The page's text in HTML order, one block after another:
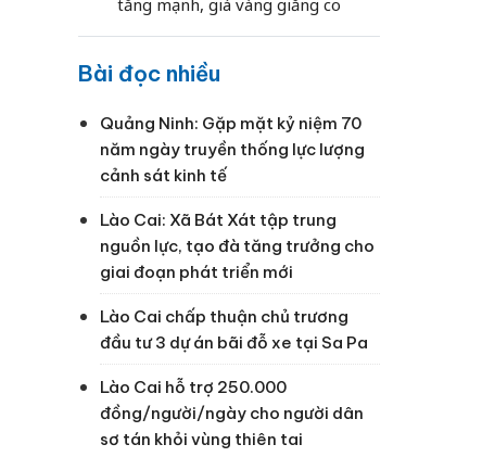
Bài đọc nhiều
Quảng Ninh: Gặp mặt kỷ niệm 70
năm ngày truyền thống lực lượng
cảnh sát kinh tế
Lào Cai: Xã Bát Xát tập trung
nguồn lực, tạo đà tăng trưởng cho
giai đoạn phát triển mới
Lào Cai chấp thuận chủ trương
đầu tư 3 dự án bãi đỗ xe tại Sa Pa
Lào Cai hỗ trợ 250.000
đồng/người/ngày cho người dân
sơ tán khỏi vùng thiên tai